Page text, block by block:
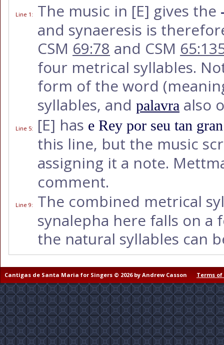
Line 1 : The music in [E] gives the
and synaeresis is
CSM 69:78 and CSM
four metrical syllables.
form of the word
syllables, and palavra also
Line 5: [E] has e Rey por seu tan
this line, but the music
assigning it a note.
comment.
Line 9:
The combined metrical
synalepha here falls on
the natural syllables can
Cantigas de Santa Maria for Singers © 2026 by Andrew Casson Terms of